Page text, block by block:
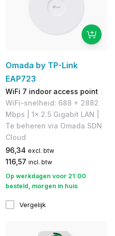
Omada by TP-Link
EAP723
WiFi 7 indoor access point
WiFi-snelheid: 688 + 2882
Mbps | 1x 2.5 Gigabit LAN |
Te beheren via Omada SDN
Cloud
96,34 excl. btw
116,57 incl. btw
Op werkdagen voor 21:00
besteld, morgen in huis
Vergelijk